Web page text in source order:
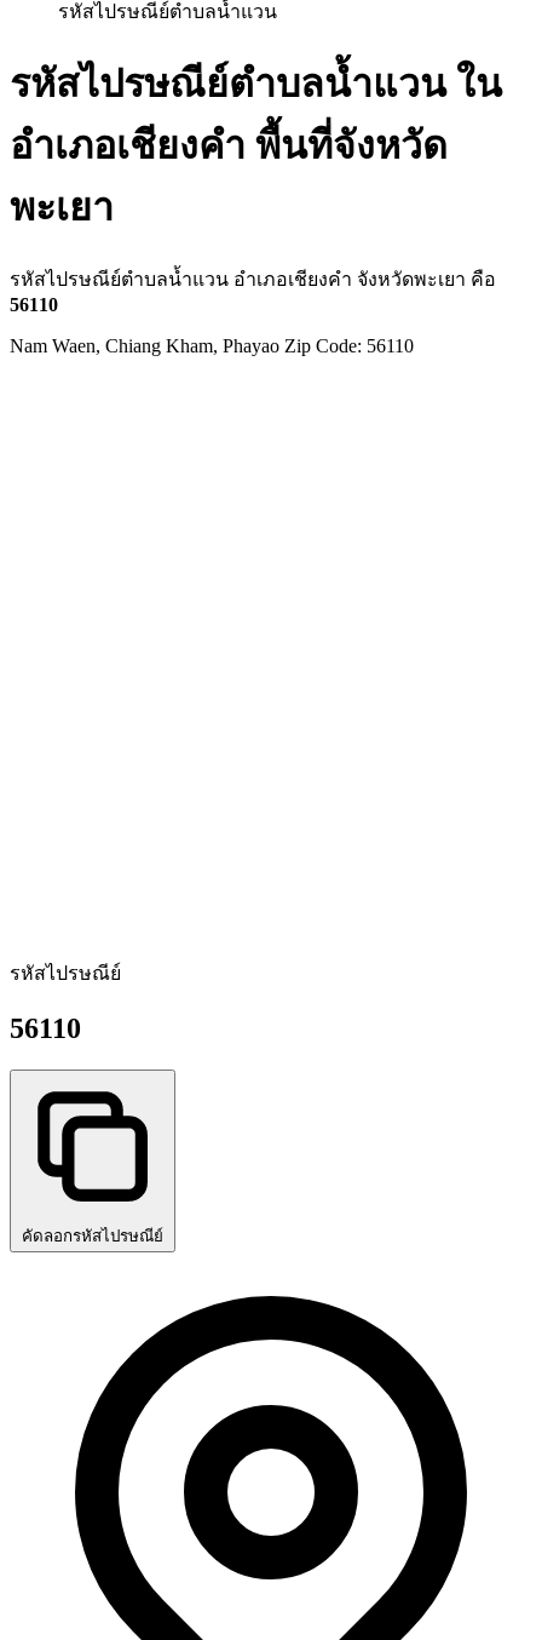
รหัสไปรษณีย์ตำบลน้ำแวน
รหัสไปรษณีย์ตำบลน้ำแวน ใน
อำเภอเชียงคำ พื้นที่จังหวัด
พะเยา
รหัสไปรษณีย์ตำบลน้ำแวน อำเภอเชียงคำ จังหวัดพะเยา คือ
56110
Nam Waen, Chiang Kham, Phayao Zip Code: 56110
รหัสไปรษณีย์
56110
คัดลอกรหัสไปรษณีย์